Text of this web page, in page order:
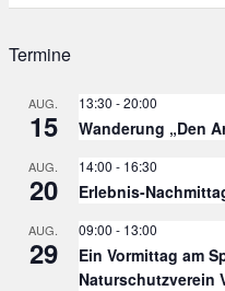
Termine
AUG.
15
13:30 -20:00
Wanderung „Den
AUG.
20
14:00 - 16:30
Erlebnis-
AUG.
29
09:00 - 13:00
Ein Vormittag am
Naturschutzverein